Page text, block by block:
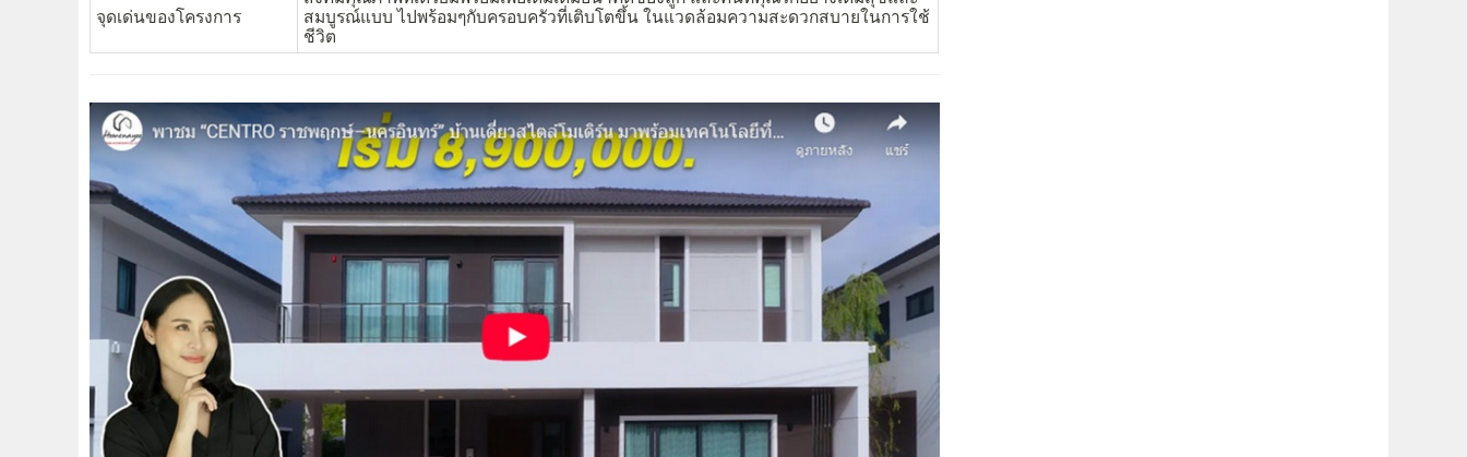
จุดเด่นของโครงการ
สมบูรณ์แบบ ไปพร้อมๆกับครอบครัวที่เติบโตขึ้น ในแวดล้อมความสะดวกสบายในการใช้
ชีวิต